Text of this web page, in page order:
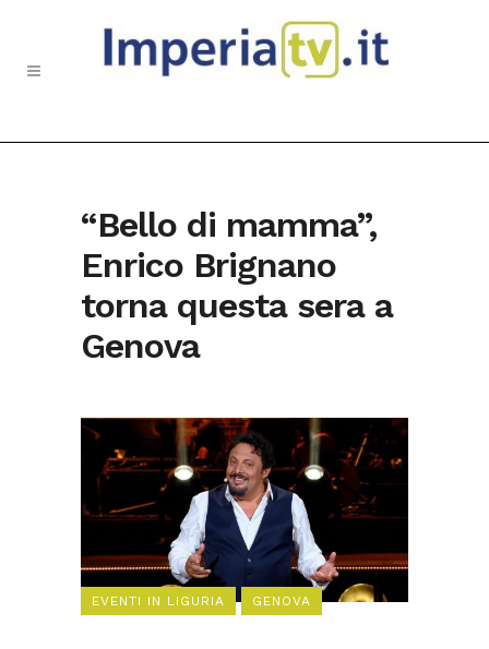
“Bello di mamma”,
Enrico Brignano
torna questa sera a
Genova
EVENTI IN LIGURIA GENOVA